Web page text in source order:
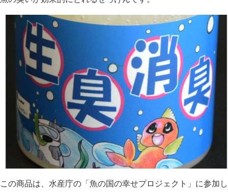
この商品は、水産庁の「魚の国の幸せプロジェクト」に参加し